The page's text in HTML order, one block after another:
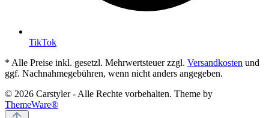
TikTok
* Alle Preise inkl. gesetzl. Mehrwertsteuer zzgl. Versandkosten und
ggf. Nachnahmegebühren, wenn nicht anders angegeben.
© 2026 Carstyler - Alle Rechte vorbehalten. Theme by
ThemeWare®